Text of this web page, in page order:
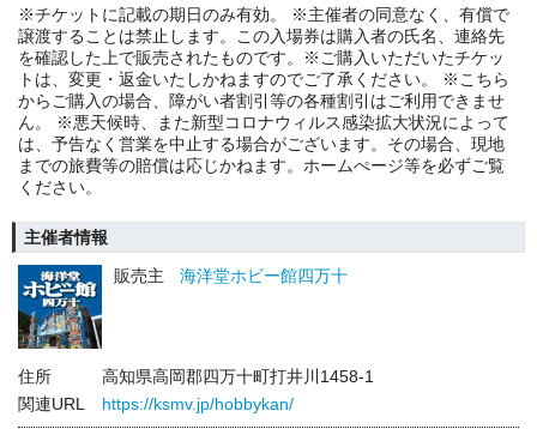
※チケットに記載の期日のみ有効。 ※主催者の同意なく、有償で
譲渡することは禁止します。この入場券は購入者の氏名、連絡先
を確認した上で販売されたものです。※ご購入いただいたチケッ
トは、変更・返金いたしかねますのでご了承ください。 ※こちら
からご購入の場合、障がい者割引等の各種割引はご利用できませ
ん。 ※悪天候時、また新型コロナウィルス感染拡大状況によって
は、予告なく営業を中止する場合がございます。その場合、現地
までの旅費等の賠償は応じかねます。ホームぺージ等を必ずご覧
ください。
主催者情報
販売主
海洋堂ホビー館四万十
住所
高知県高岡郡四万十町打井川1458-1
関連URL
https://ksmv.jp/hobbykan/